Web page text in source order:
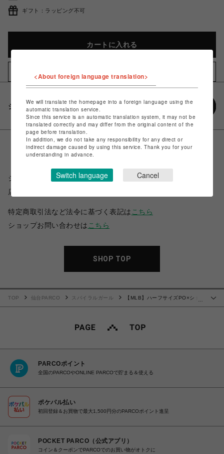
ギフト：ラッピング不可
カートに入れる
シェアする
ショップ名
スパイラルガール
店舗名
特定商取引法など法令に基づく表記は こちら
ショップお問い合わせは こちら
SHOP TOP
TOP 仙台PARCO スパイラルガール
【MLB】ハーフサイズPO×ショ
PARCOポイント
全国のPARCOやONLINE PARCOで貯まる＆使える
ポケパル払い
初回登録＆お買物で最大1,500円分のPARCOポイント進呈
POCKET PARCO（公式アプリ）
コイン＆クーポンでPARCOでのお買い物がオトクに
<About foreign language translation>
We will translate the homepage into a foreign language using the
automatic translation service.
Since this service is an automatic translation system, it may not be
translated correctly and may differ from the original content of the
page before translation.
In addition, we do not take any responsibility for any direct or
indirect damage caused by using this service. Thank you for your
understanding in advance.
Switch language Cancel